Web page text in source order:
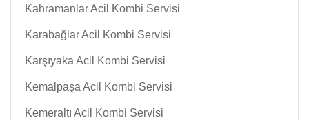
Kahramanlar Acil Kombi Servisi
Karabağlar Acil Kombi Servisi
Karşıyaka Acil Kombi Servisi
Kemalpaşa Acil Kombi Servisi
Kemeraltı Acil Kombi Servisi